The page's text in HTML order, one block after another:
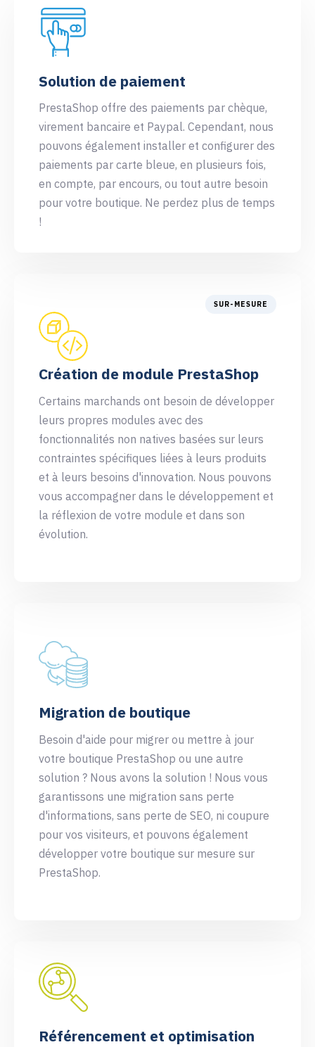
Solution de paiement
PrestaShop offre des paiements par chèque,
virement bancaire et Paypal. Cependant, nous
pouvons également installer et configurer des
paiements par carte bleue, en plusieurs fois,
en compte, par encours, ou tout autre besoin
pour votre boutique. Ne perdez plus de temps
!
SUR-MESURE
Création de module PrestaShop
Certains marchands ont besoin de développer
leurs propres modules avec des
fonctionnalités non natives basées sur leurs
contraintes spécifiques liées à leurs produits
et à leurs besoins d'innovation. Nous pouvons
vous accompagner dans le développement et
la réflexion de votre module et dans son
évolution.
Migration de boutique
Besoin d'aide pour migrer ou mettre à jour
votre boutique PrestaShop ou une autre
solution ? Nous avons la solution ! Nous vous
garantissons une migration sans perte
d'informations, sans perte de SEO, ni coupure
pour vos visiteurs, et pouvons également
développer votre boutique sur mesure sur
PrestaShop.
Référencement et optimisation